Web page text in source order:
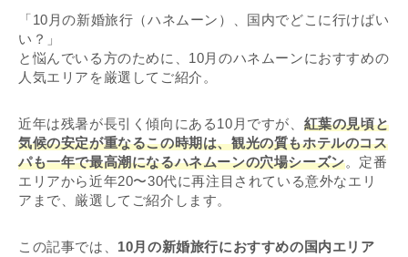
「10月の新婚旅行（ハネムーン）、国内でどこに行けばい
い？」
と悩んでいる方のために、10月のハネムーンにおすすめの
人気エリアを厳選してご紹介。
近年は残暑が長引く傾向にある10月ですが、 紅葉の見頃と
気候の安定が重なるこの時期は、観光の質もホテルのコス
パも一年で最高潮になるハネムーンの穴場シーズン。定番
エリアから近年20〜30代に再注目されている意外なエリ
アまで、厳選してご紹介します。
この記事では、 10月の新婚旅行におすすめの国内エリア